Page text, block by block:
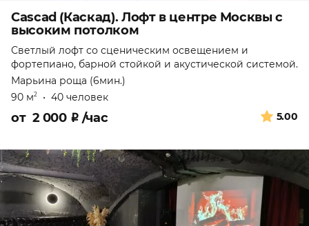
Cascad (Каскад). Лофт в центре Москвы с
высоким потолком
Светлый лофт со сценическим освещением и
фортепиано, барной стойкой и акустической системой.
Марьина роща (6мин.)
90 м2 • 40 человек
5.00
от 2 000 ₽ /час